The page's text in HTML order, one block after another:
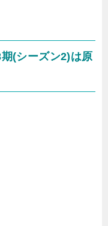
(シーズン2)は原